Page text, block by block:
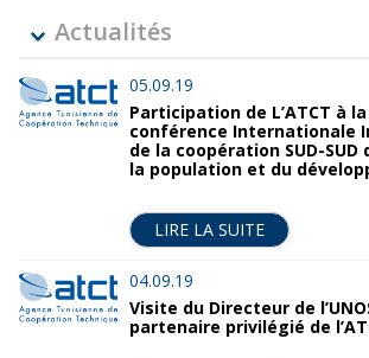
Actualités
05.09.19
Participation de L’ATCT à
conférence Internationale
de la coopération SUD-SUD
la population et du
LIRE LA SUITE
04.09.19
Visite du Directeur de
partenaire privilégié de